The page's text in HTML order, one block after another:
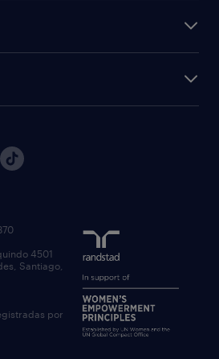
4501
Santiago,
por